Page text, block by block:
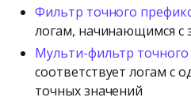
Фильтр точного
логам, начинающимся с
Мульти-фильтр точного
соответствует логам с
точных значений